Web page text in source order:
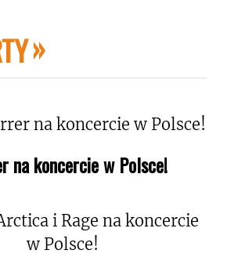
na koncercie w Polsce!